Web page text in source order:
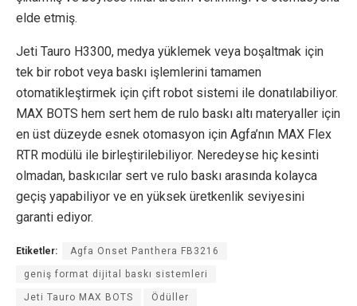
elde etmiş.
Jeti Tauro H3300, medya yüklemek veya boşaltmak için
tek bir robot veya baskı işlemlerini tamamen
otomatikleştirmek için çift robot sistemi ile donatılabiliyor.
MAX BOTS hem sert hem de rulo baskı altı materyaller için
en üst düzeyde esnek otomasyon için Agfa’nın MAX Flex
RTR modülü ile birleştirilebiliyor. Neredeyse hiç kesinti
olmadan, baskıcılar sert ve rulo baskı arasında kolayca
geçiş yapabiliyor ve en yüksek üretkenlik seviyesini
garanti ediyor.
Etiketler: Agfa Onset Panthera FB3216
geniş format dijital baskı sistemleri
Jeti Tauro MAX BOTS Ödüller